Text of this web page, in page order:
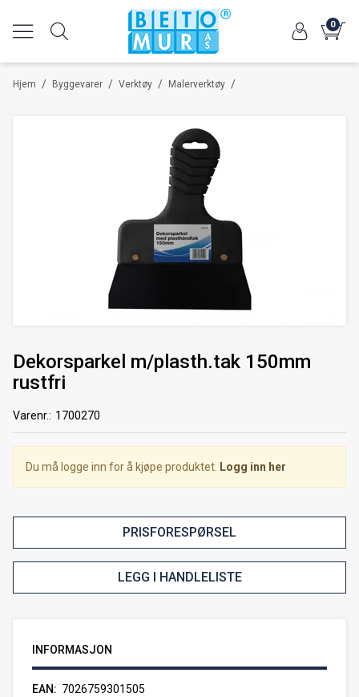
0
/
Hjem /
Byggevarer /
Verktøy /
Malerverktøy
Dekorsparkel m/plasth.tak 150mm
rustfri
Varenr.: 1700270
Du må logge inn for å kjøpe produktet. Logg inn her
PRISFORESPØRSEL
LEGG I HANDLELISTE
INFORMASJON
EAN 7026759301505